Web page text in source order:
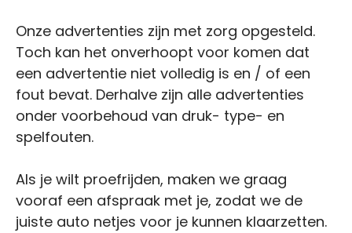
Onze advertenties zijn met zorg opgesteld.
Toch kan het onverhoopt voor komen dat
een advertentie niet volledig is en / of een
fout bevat. Derhalve zijn alle advertenties
onder voorbehoud van druk- type- en
spelfouten.
Als je wilt proefrijden, maken we graag
vooraf een afspraak met je, zodat we de
juiste auto netjes voor je kunnen klaarzetten.